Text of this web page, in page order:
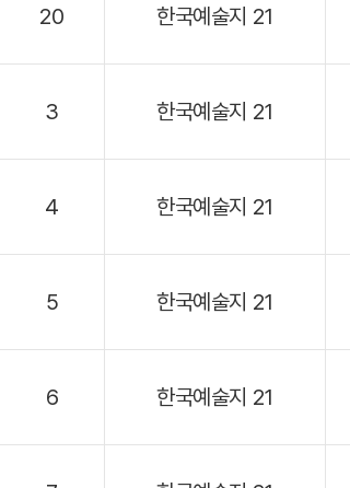
20 한국예술지 21
3 한국예술지 21
4 한국예술지 21
5 한국예술지 21
6 한국예술지 21